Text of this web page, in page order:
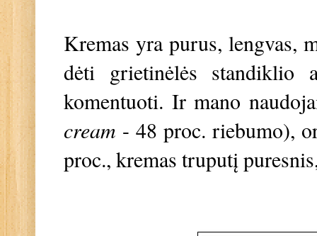
Kremas yra purus, lengvas,
dėti grietinėlės standiklio
komentuoti. Ir mano
cream - 48 proc. riebumo),
proc., kremas truputį